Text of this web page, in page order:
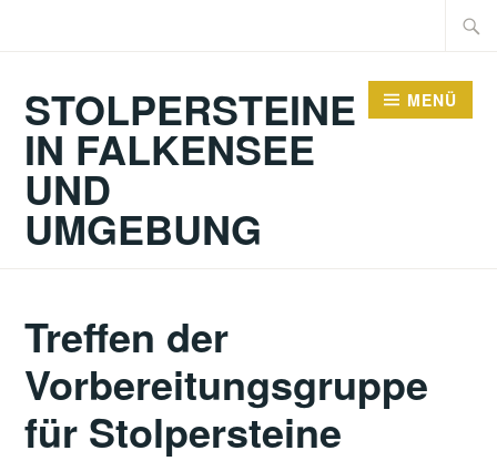
Suche
STOLPERSTEINE
IN FALKENSEE
UND
UMGEBUNG
MENÜ
Treffen der
Vorbereitungsgruppe
für Stolpersteine